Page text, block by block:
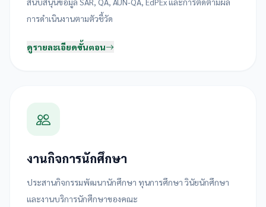
การดำเนินงานตามตัวชี้วัด
ดูรายละเอียดขั้นตอน
งานกิจการนักศึกษา
ประสานกิจกรรมพัฒนานักศึกษา ทุนการศึกษา วินัยนักศึกษา
และงานบริการนักศึกษาของคณะ